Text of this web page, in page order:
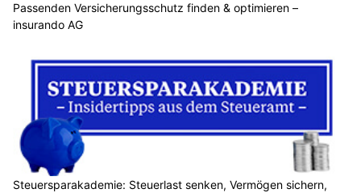
Passenden Versicherungsschutz finden & optimieren –
insurando AG
Steuersparakademie: Steuerlast senken, Vermögen sichern,